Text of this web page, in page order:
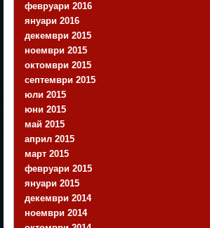
февруари 2016
януари 2016
декември 2015
ноември 2015
октомври 2015
септември 2015
юли 2015
юни 2015
май 2015
април 2015
март 2015
февруари 2015
януари 2015
декември 2014
ноември 2014